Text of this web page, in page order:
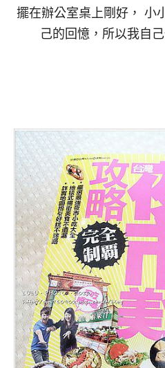
擺在辦公室桌上剛好， 小
己的回憶，所以我自